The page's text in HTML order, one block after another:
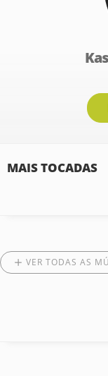
MAIS TOCADAS
VER TODAS AS